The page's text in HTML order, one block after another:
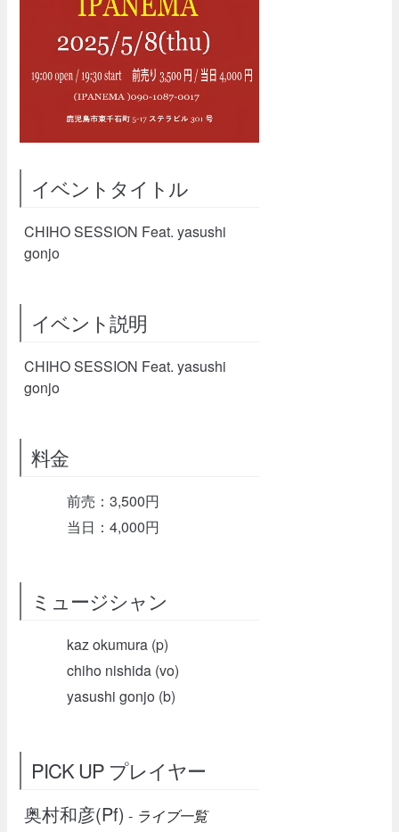
イベントタイトル
CHIHO SESSION Feat. yasushi
gonjo
イベント説明
CHIHO SESSION Feat. yasushi
gonjo
料金
前売：3,500円
当日：4,000円
ミュージシャン
kaz okumura (p)
chiho nishida (vo)
yasushi gonjo (b)
PICK UP プレイヤー
奥村和彦(Pf) - ライブ一覧